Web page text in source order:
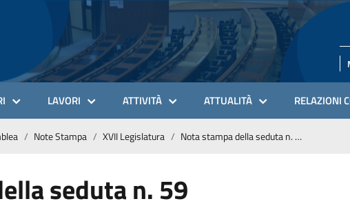
LAVORI ATTIVITÀ ATTUALITÀ RELAZIONI
Note Stampa XVII Legislatura Nota stampa della seduta n. 59
seduta n. 59